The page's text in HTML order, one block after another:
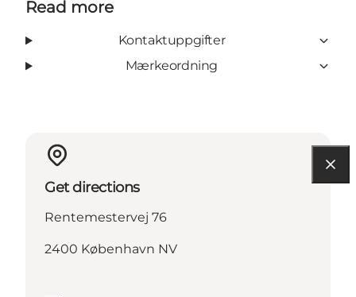
Read more
Kontaktuppgifter
Mærkeordning
Get directions
Rentemestervej 76
2400 København NV